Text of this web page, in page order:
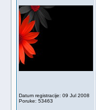
Datum registracije: 09 Jul 2008
Poruke: 53463